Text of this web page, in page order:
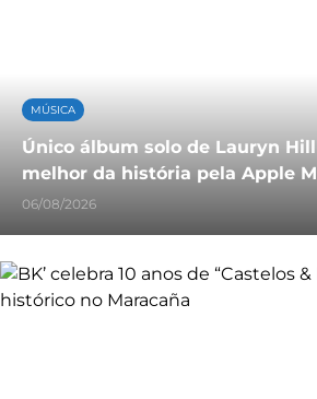
MÚSICA
Único álbum solo de Lauryn
melhor da história pela Apple
06/08/2026